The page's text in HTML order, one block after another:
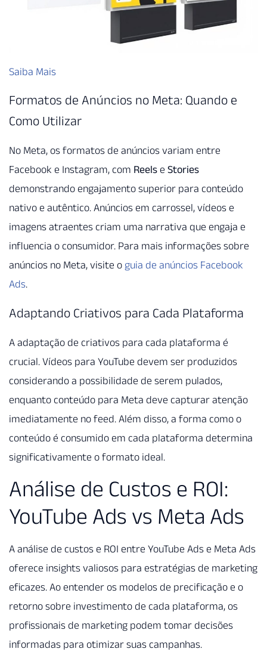
Saiba Mais
Formatos de Anúncios no Meta: Quando e
Como Utilizar
No Meta, os formatos de anúncios variam entre
Facebook e Instagram, com Reels e Stories
demonstrando engajamento superior para conteúdo
nativo e autêntico. Anúncios em carrossel, vídeos e
imagens atraentes criam uma narrativa que engaja e
influencia o consumidor. Para mais informações sobre
anúncios no Meta, visite o guia de anúncios Facebook
Ads.
Adaptando Criativos para Cada Plataforma
A adaptação de criativos para cada plataforma é
crucial. Vídeos para YouTube devem ser produzidos
considerando a possibilidade de serem pulados,
enquanto conteúdo para Meta deve capturar atenção
imediatamente no feed. Além disso, a forma como o
conteúdo é consumido em cada plataforma determina
significativamente o formato ideal.
Análise de Custos e ROI:
YouTube Ads vs Meta Ads
A análise de custos e ROI entre YouTube Ads e Meta Ads
oferece insights valiosos para estratégias de marketing
eficazes. Ao entender os modelos de precificação e o
retorno sobre investimento de cada plataforma, os
profissionais de marketing podem tomar decisões
informadas para otimizar suas campanhas.